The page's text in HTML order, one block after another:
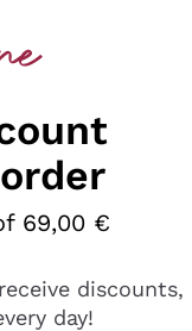
69,00 €
discounts,
day!